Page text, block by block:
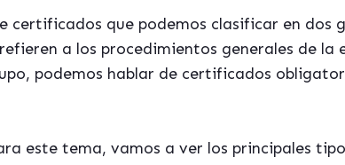
certificados que podemos clasificar en dos
a los procedimientos generales de la
podemos hablar de certificados
este tema, vamos a ver los principales